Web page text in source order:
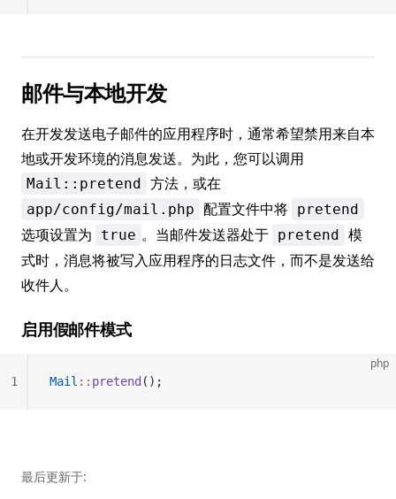
邮件与本地开发
在开发发送电子邮件的应用程序时，通常希望禁用来自本
地或开发环境的消息发送。为此，您可以调用
Mail::pretend 方法，或在
app/config/mail.php 配置文件中将 pretend
选项设置为 true 。当邮件发送器处于 pretend 模
式时，消息将被写入应用程序的日志文件，而不是发送给
收件人。
启用假邮件模式
php
Mail :: pretend ();
1
最后更新于: